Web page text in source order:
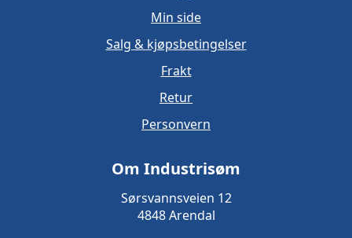
Min side
Salg & kjøpsbetingelser
Frakt
Retur
Personvern
Om Industrisøm
Sørsvannsveien 12
4848 Arendal